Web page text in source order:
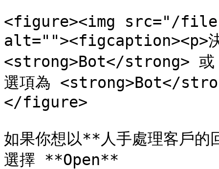
<figure><img src="/files/
alt=""><figcaption><p>決
<strong>Bot</strong> 或
選項為 <strong>Bot</
</figure>
如果你想以**人手處理客戶的
選擇 **Open**